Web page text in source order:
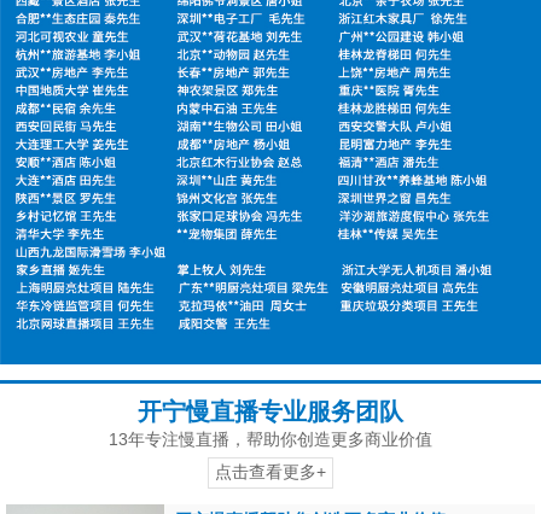
开宁慢直播专业服务团队
13年专注慢直播，帮助你创造更多商业价值
点击查看更多+